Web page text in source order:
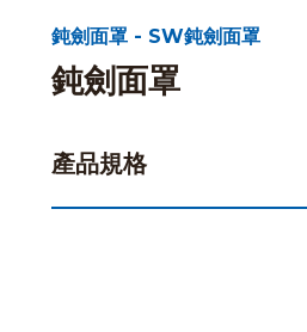
鈍劍面罩 - SW鈍劍面罩
鈍劍面罩
產品規格